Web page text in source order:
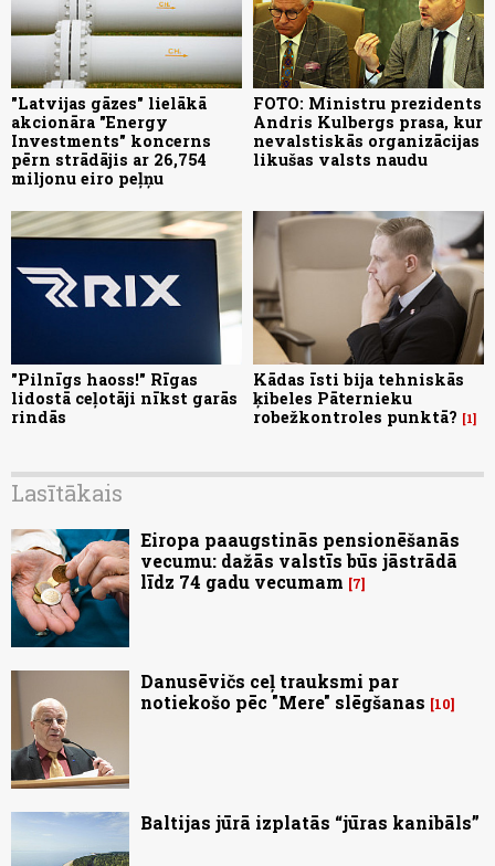
"Latvijas gāzes" lielākā
akcionāra "Energy
Investments" koncerns
pērn strādājis ar 26,754
miljonu eiro peļņu
FOTO: Ministru prezidents
Andris Kulbergs prasa, kur
nevalstiskās organizācijas
likušas valsts naudu
"Pilnīgs haoss!" Rīgas
lidostā ceļotāji nīkst garās
rindās
Kādas īsti bija tehniskās
ķibeles Pāternieku
robežkontroles punktā?
1
Lasītākais
Eiropa paaugstinās pensionēšanās
vecumu: dažās valstīs būs jāstrādā
līdz 74 gadu vecumam
7
Danusēvičs ceļ trauksmi par
notiekošo pēc "Mere" slēgšanas
10
Baltijas jūrā izplatās “jūras kanibāls”